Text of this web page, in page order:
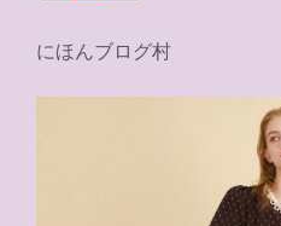
にほんブログ村